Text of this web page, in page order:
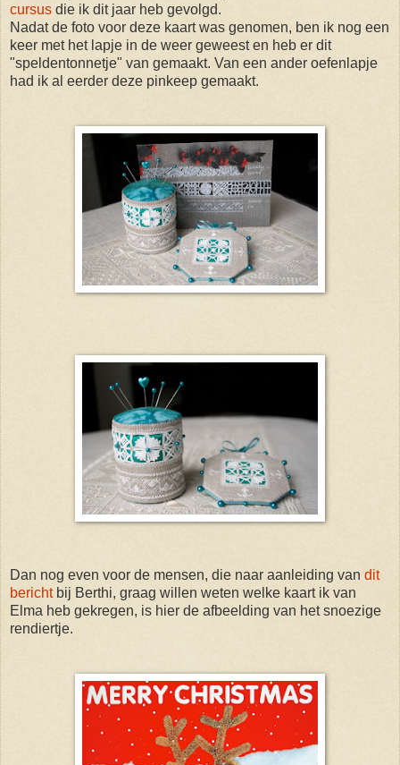
cursus die ik dit jaar heb gevolgd.
Nadat de foto voor deze kaart was genomen, ben ik nog een
keer met het lapje in de weer geweest en heb er dit
"speldentonnetje" van gemaakt. Van een ander oefenlapje
had ik al eerder deze pinkeep gemaakt.
Dan nog even voor de mensen, die naar aanleiding van dit
berichtbij Berthi, graag willen weten welke kaart ik van
Elma heb gekregen, is hier de afbeelding van het snoezige
rendiertje.